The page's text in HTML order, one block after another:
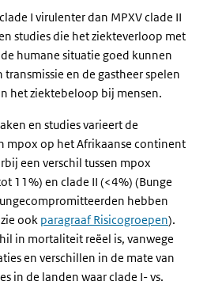
I virulenter dan MPXV clade II
studies die het ziekteverloop met
humane situatie goed kunnen
en de gastheer spelen
het ziektebeloop bij mensen.
en studies varieert de
mpox op het Afrikaanse continent
een verschil tussen mpox
11%) en clade II (<4%) (Bunge
hebben
ook paragraaf Risicogroepen).
in mortaliteit reëel is, vanwege
en verschillen in de mate van
in de landen waar clade I- vs.